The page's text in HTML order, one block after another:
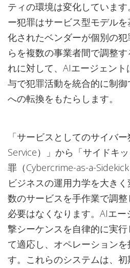
ティの環境は変化していま
ー犯罪はサービス型モデル
化されたベンダーが個別の
らを複数の事業者間で調整
れに対して、AIエージェン
与で犯罪活動を統合的に制
への転換をもたらします。
「サービスとしてのサイバ
Service）」から「サイドキ
罪（Cybercrime-as-a-
ビジネスの運用力学を大き
数のサービスを手作業で調
必要はなくなります。AIエ
撃シーケンスを自律的に実
て適応し、オペレーション
す。これらのシステムは、